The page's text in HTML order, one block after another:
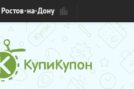
Ростов-на-Дону